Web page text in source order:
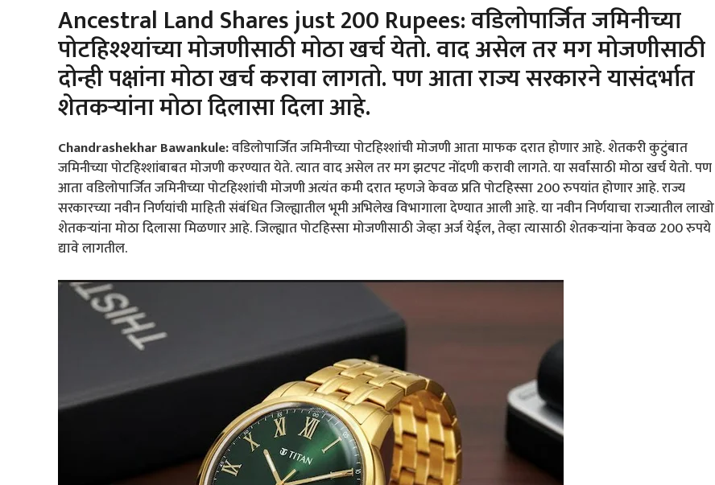
Ancestral Land Shares just 200 Rupees: वडिलोपार्जित जमिनीच्या
पोटहिश्श्यांच्या मोजणीसाठी मोठा खर्च येतो. वाद असेल तर मग मोजणीसाठी
दोन्ही पक्षांना मोठा खर्च करावा लागतो. पण आता राज्य सरकारने यासंदर्भात
शेतकऱ्यांना मोठा दिलासा दिला आहे.
Chandrashekhar Bawankule:वडिलोपार्जित जमिनीच्या पोटहिश्शांची मोजणी आता माफक दरात होणार आहे. शेतकरी कुटुंबात
जमिनीच्या पोटहिश्शांबाबत मोजणी करण्यात येते. त्यात वाद असेल तर मग झटपट नोंदणी करावी लागते. या सर्वांसाठी मोठा खर्च येतो. पण
आता वडिलोपार्जित जमिनीच्या पोटहिश्शांची मोजणी अत्यंत कमी दरात म्हणजे केवळ प्रति पोटहिस्सा 200 रुपयांत होणार आहे. राज्य
सरकारच्या नवीन निर्णयांची माहिती संबंधित जिल्ह्यातील भूमी अभिलेख विभागाला देण्यात आली आहे. या नवीन निर्णयाचा राज्यातील लाखो
शेतकऱ्यांना मोठा दिलासा मिळणार आहे. जिल्ह्यात पोटहिस्सा मोजणीसाठी जेव्हा अर्ज येईल, तेव्हा त्यासाठी शेतकऱ्यांना केवळ 200 रुपये
द्यावे लागतील.